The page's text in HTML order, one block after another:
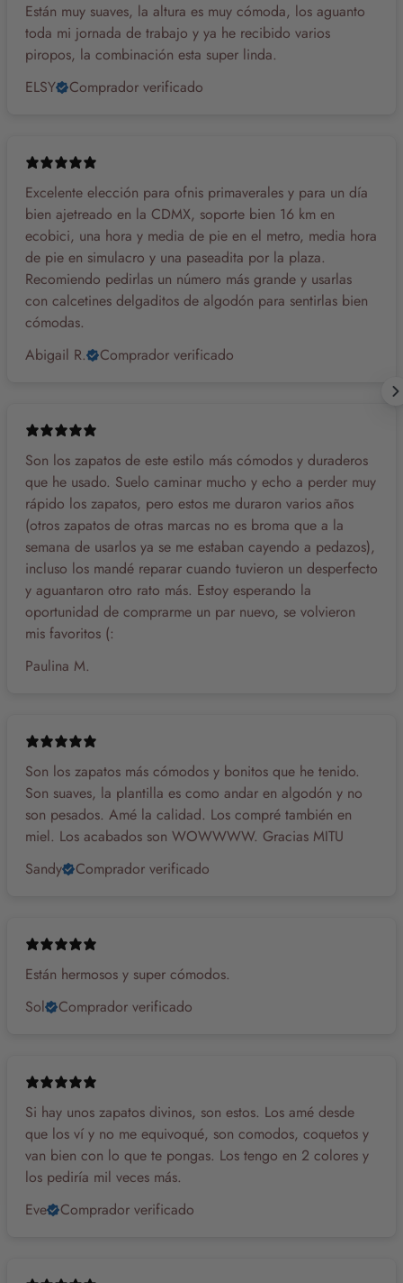
Están muy suaves, la altura es muy cómoda, los aguanto
toda mi jornada de trabajo y ya he recibido varios
piropos, la combinación esta super linda.
ELSY
Comprador verificado
Excelente elección para ofnis primaverales y para un día
bien ajetreado en la CDMX, soporte bien 16 km en
ecobici, una hora y media de pie en el metro, media hora
de pie en simulacro y una paseadita por la plaza.
Recomiendo pedirlas un número más grande y usarlas
con calcetines delgaditos de algodón para sentirlas bien
cómodas.
Abigail R.
Comprador verificado
Son los zapatos de este estilo más cómodos y duraderos
que he usado. Suelo caminar mucho y echo a perder muy
rápido los zapatos, pero estos me duraron varios años
(otros zapatos de otras marcas no es broma que a la
semana de usarlos ya se me estaban cayendo a pedazos),
incluso los mandé reparar cuando tuvieron un desperfecto
y aguantaron otro rato más. Estoy esperando la
oportunidad de comprarme un par nuevo, se volvieron
mis favoritos (:
Paulina M.
Son los zapatos más cómodos y bonitos que he tenido.
Son suaves, la plantilla es como andar en algodón y no
son pesados. Amé la calidad. Los compré también en
miel. Los acabados son WOWWWW. Gracias MITU
Sandy
Comprador verificado
Están hermosos y super cómodos.
Sol
Comprador verificado
Si hay unos zapatos divinos, son estos. Los amé desde
que los ví y no me equivoqué, son comodos, coquetos y
van bien con lo que te pongas. Los tengo en 2 colores y
los pediría mil veces más.
Eve
Comprador verificado